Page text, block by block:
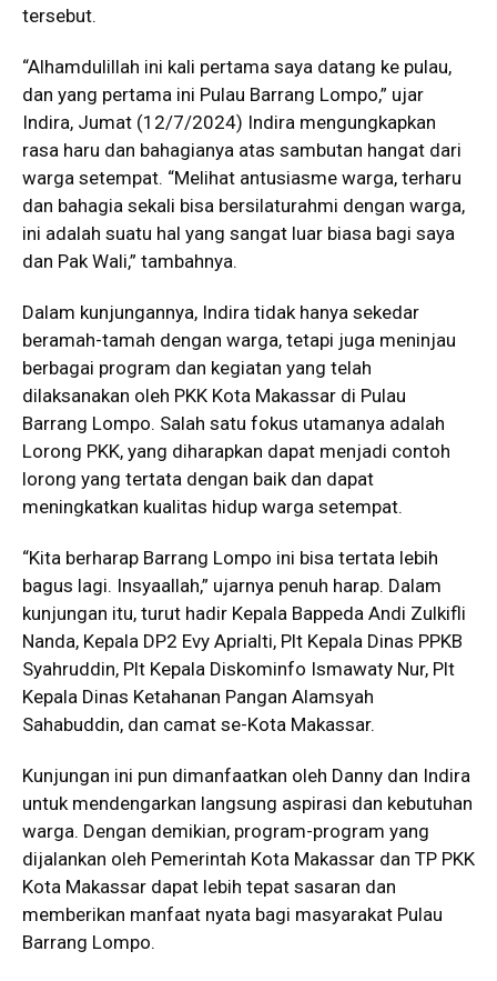
tersebut.
“Alhamdulillah ini kali pertama saya datang ke pulau,
dan yang pertama ini Pulau Barrang Lompo,” ujar
Indira, Jumat (12/7/2024) Indira mengungkapkan
rasa haru dan bahagianya atas sambutan hangat dari
warga setempat. “Melihat antusiasme warga, terharu
dan bahagia sekali bisa bersilaturahmi dengan warga,
ini adalah suatu hal yang sangat luar biasa bagi saya
dan Pak Wali,” tambahnya.
Dalam kunjungannya, Indira tidak hanya sekedar
beramah-tamah dengan warga, tetapi juga meninjau
berbagai program dan kegiatan yang telah
dilaksanakan oleh PKK Kota Makassar di Pulau
Barrang Lompo. Salah satu fokus utamanya adalah
Lorong PKK, yang diharapkan dapat menjadi contoh
lorong yang tertata dengan baik dan dapat
meningkatkan kualitas hidup warga setempat.
“Kita berharap Barrang Lompo ini bisa tertata lebih
bagus lagi. Insyaallah,” ujarnya penuh harap. Dalam
kunjungan itu, turut hadir Kepala Bappeda Andi Zulkifli
Nanda, Kepala DP2 Evy Aprialti, Plt Kepala Dinas PPKB
Syahruddin, Plt Kepala Diskominfo Ismawaty Nur, Plt
Kepala Dinas Ketahanan Pangan Alamsyah
Sahabuddin, dan camat se-Kota Makassar.
Kunjungan ini pun dimanfaatkan oleh Danny dan Indira
untuk mendengarkan langsung aspirasi dan kebutuhan
warga. Dengan demikian, program-program yang
dijalankan oleh Pemerintah Kota Makassar dan TP PKK
Kota Makassar dapat lebih tepat sasaran dan
memberikan manfaat nyata bagi masyarakat Pulau
Barrang Lompo.